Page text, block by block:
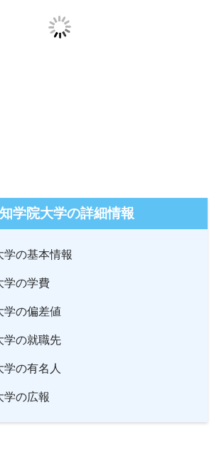
学院大学の詳細情報
学の基本情報
学の学費
学の偏差値
学の就職先
の有名人
学の広報